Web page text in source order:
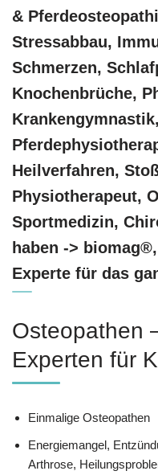
&
Stressabbau,
Schmerzen,
Knochenbrüche,
Krankengymnastik,
Heilverfahren,
Physiotherapeut,
Sportmedizin,
haben ->
Experte für das
Osteopathen
Experten für
Einmalige Osteopathen
Energiemangel,
Arthrose,